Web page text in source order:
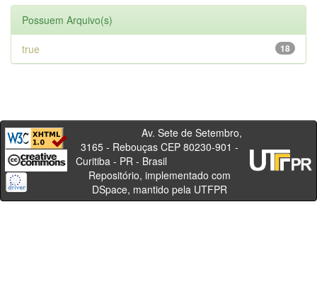
Possuem Arquivo(s)
18
true
Av. Sete de Setembro,
3165 - Rebouças CEP 80230-901 -
Curitiba - PR - Brasil
Repositório, implementado com
DSpace, mantido pela UTFPR